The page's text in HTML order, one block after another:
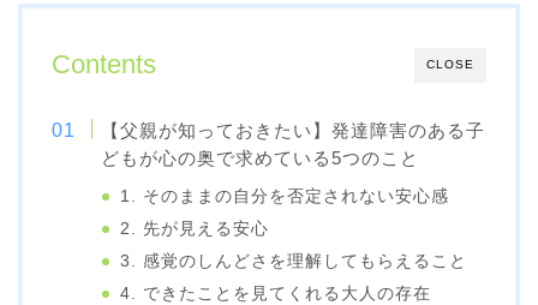
CLOSE
Contents
【父親が知っておきたい】発達障害のある子
どもが心の奥で求めている5つのこと
1. そのままの自分を否定されない安心感
2. 先が見える安心
3. 感覚のしんどさを理解してもらえること
4. できたことを見てくれる大人の存在